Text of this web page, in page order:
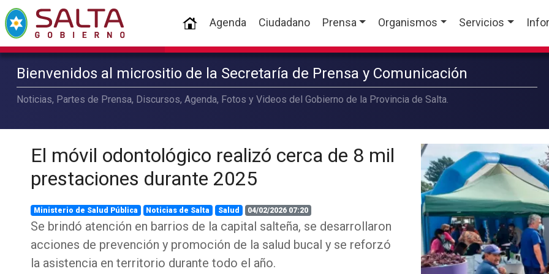
(current)
Agenda Ciudadano Prensa Organismos Servicios
Bienvenidos al micrositio de la Secretaría de Prensa y Comunicación
Noticias, Partes de Prensa, Discursos, Agenda, Fotos y Videos del Gobierno de la Provincia de Salta.
El móvil odontológico realizó cerca de 8 mil
prestaciones durante 2025
Ministerio de Salud Pública Noticias de Salta Salud 04/02/2026 07:20
Se brindó atención en barrios de la capital salteña, se desarrollaron
acciones de prevención y promoción de la salud bucal y se reforzó
la asistencia en territorio durante todo el año.